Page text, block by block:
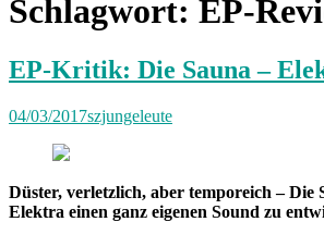
Schlagwort: EP-
EP-Kritik: Die Sauna –
04/03/2017szjungeleute
Düster, verletzlich, aber temporeich – Die
Elektra einen ganz eigenen Sound zu